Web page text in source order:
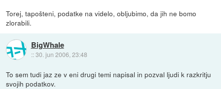
Torej, tapošteni, podatke na videlo, obljubimo, da jih ne bomo
zlorabili.
BigWhale
::30. jun 2006, 23:48
To sem tudi jaz ze v eni drugi temi napisal in pozval ljudi k razkritju
svojih podatkov.